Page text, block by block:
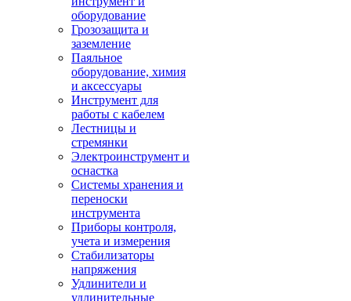
оборудование
Грозозащита и
заземление
Паяльное
оборудование, химия
и аксессуары
Инструмент для
работы с кабелем
Лестницы и
стремянки
Электроинструмент и
оснастка
Системы хранения и
переноски
инструмента
Приборы контроля,
учета и измерения
Стабилизаторы
напряжения
Удлинители и
удлинительные